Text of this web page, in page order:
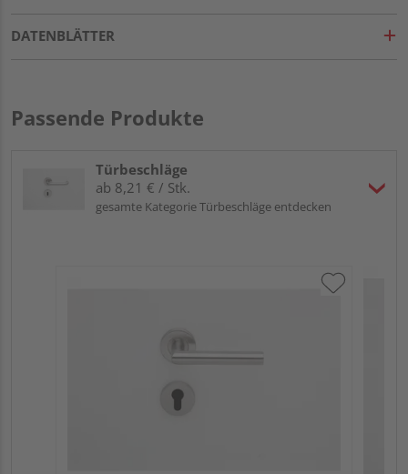
DATENBLÄTTER
Passende Produkte
Türbeschläge
ab 8,21 € / Stk.
gesamte Kategorie Türbeschläge entdecken